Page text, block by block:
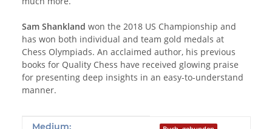
Sam Shankland won the 2018 US Championship and
has won both individual and team gold medals at
Chess Olympiads. An acclaimed author, his previous
books for Quality Chess have received glowing praise
for presenting deep insights in an easy-to-understand
manner.
Medium: